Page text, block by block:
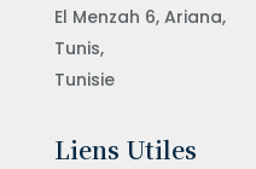
El Menzah 6, Ariana,
Tunis,
Tunisie
Liens Utiles